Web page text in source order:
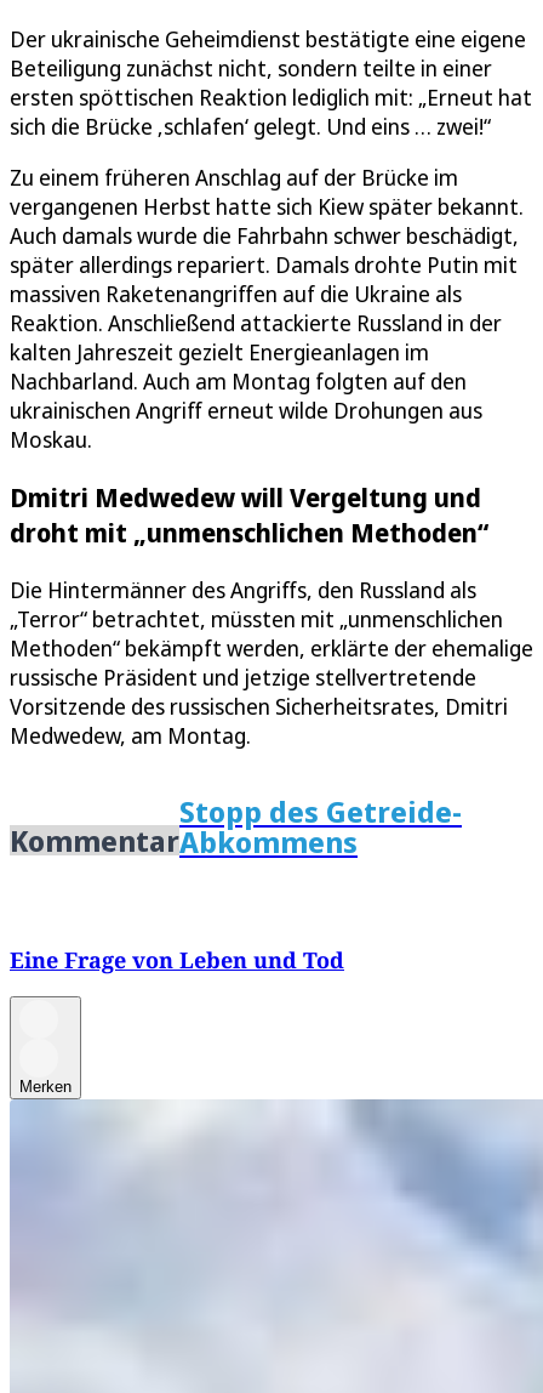
Der ukrainische Geheimdienst bestätigte eine eigene
Beteiligung zunächst nicht, sondern teilte in einer
ersten spöttischen Reaktion lediglich mit: „Erneut hat
sich die Brücke ‚schlafen‘ gelegt. Und eins … zwei!“
Zu einem früheren Anschlag auf der Brücke im
vergangenen Herbst hatte sich Kiew später bekannt.
Auch damals wurde die Fahrbahn schwer beschädigt,
später allerdings repariert. Damals drohte Putin mit
massiven Raketenangriffen auf die Ukraine als
Reaktion. Anschließend attackierte Russland in der
kalten Jahreszeit gezielt Energieanlagen im
Nachbarland. Auch am Montag folgten auf den
ukrainischen Angriff erneut wilde Drohungen aus
Moskau.
Dmitri Medwedew will Vergeltung und
droht mit „unmenschlichen Methoden“
Die Hintermänner des Angriffs, den Russland als
„Terror“ betrachtet, müssten mit „unmenschlichen
Methoden“ bekämpft werden, erklärte der ehemalige
russische Präsident und jetzige stellvertretende
Vorsitzende des russischen Sicherheitsrates, Dmitri
Medwedew, am Montag.
Kommentar
Stopp des Getreide-
Abkommens
Eine Frage von Leben und Tod
Merken